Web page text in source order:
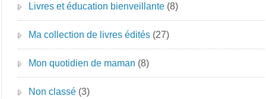
Livres et éducation bienveillante (8)
Ma collection de livres édités (27)
Mon quotidien de maman (8)
Non classé (3)